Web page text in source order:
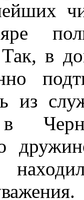
Так, в
из
в